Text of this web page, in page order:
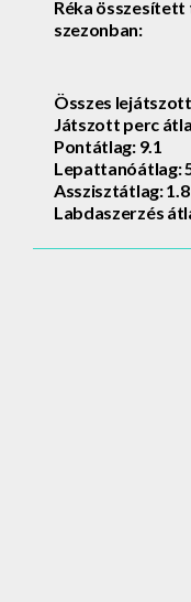
Réka
szezonban:
Összes
Játszott perc
Pontátlag: 9.1
Lepattanóátlag:
Asszisztátlag: 1.8
Labdaszerzés